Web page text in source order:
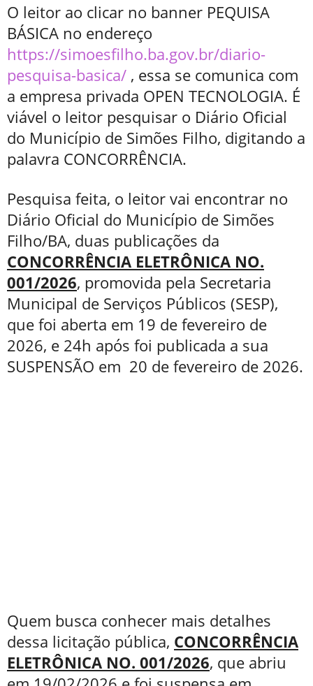
O leitor ao clicar no banner PEQUISA
BÁSICA no endereço
https://simoesfilho.ba.gov.br/diario-
pesquisa-basica/ , essa se comunica com
a empresa privada OPEN TECNOLOGIA. É
viável o leitor pesquisar o Diário Oficial
do Município de Simões Filho, digitando a
palavra CONCORRÊNCIA.
Pesquisa feita, o leitor vai encontrar no
Diário Oficial do Município de Simões
Filho/BA, duas publicações da
CONCORRÊNCIA ELETRÔNICA NO.
001/2026, promovida pela Secretaria
Municipal de Serviços Públicos (SESP),
que foi aberta em 19 de fevereiro de
2026, e 24h após foi publicada a sua
SUSPENSÃO em 20 de fevereiro de 2026.
Quem busca conhecer mais detalhes
dessa licitação pública, CONCORRÊNCIA
ELETRÔNICA NO. 001/2026, que abriu